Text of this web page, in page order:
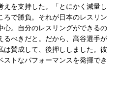
を支持した。「とにかく減量し
で勝負。それが日本のレスリン
心。自分のレスリングができるの
るべきだと。だから、高谷選手が
賛成して、後押ししました。彼
トなパフォーマンスを発揮でき